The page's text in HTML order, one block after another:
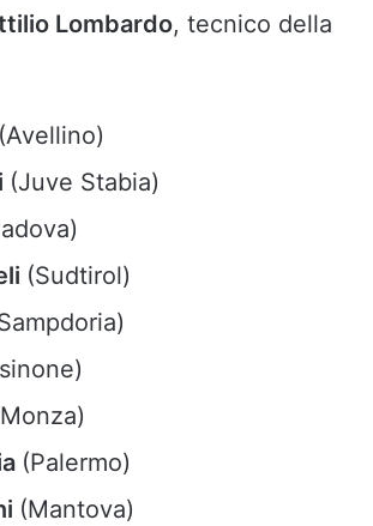
Lombardo, tecnico della
(Avellino)
(Juve Stabia)
(Sudtirol)
(Palermo)
(Mantova)